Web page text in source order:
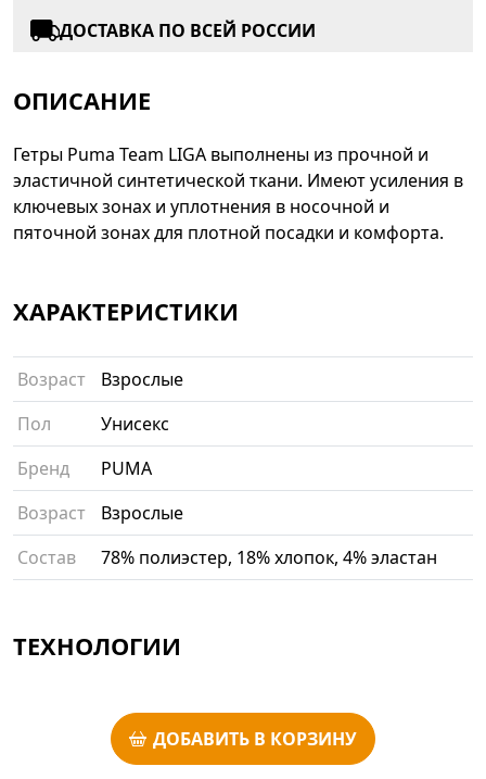
ДОСТАВКА ПО ВСЕЙ РОССИИ
ОПИСАНИЕ
Гетры Puma Team LIGA выполнены из прочной и
эластичной синтетической ткани. Имеют усиления в
ключевых зонах и уплотнения в носочной и
пяточной зонах для плотной посадки и комфорта.
ХАРАКТЕРИСТИКИ
Возраст
Взрослые
Пол
Унисекс
Бренд
PUMA
Возраст
Взрослые
Состав
78% полиэстер, 18% хлопок, 4% эластан
ТЕХНОЛОГИИ
ДОБАВИТЬ В КОРЗИНУ